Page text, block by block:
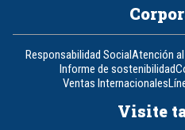
Responsabilidad SocialAtención
Informe de sostenibilidad
Ventas Internacionales
Visite